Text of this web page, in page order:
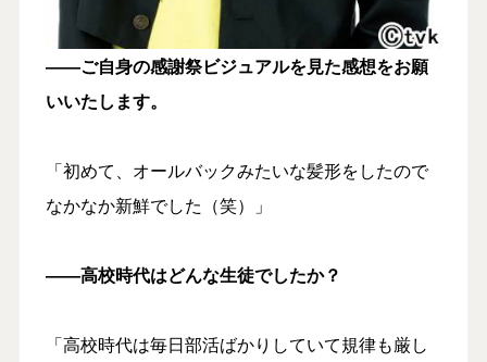
――ご自身の感謝祭ビジュアルを見た感想をお願
いいたします。
「初めて、オールバックみたいな髪形をしたので
なかなか新鮮でした（笑）」
――高校時代はどんな生徒でしたか？
「高校時代は毎日部活ばかりしていて規律も厳し